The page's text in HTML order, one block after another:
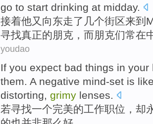
go to start drinking at midday.
接着他又 向东走了 几个街区来到
寻找真正的朋克 ，而朋克们常在
youdao
If you expect bad things in
them. Anegative mind-set is
distorting, grimy lenses.
若寻找一个完美的工作职位 ，却